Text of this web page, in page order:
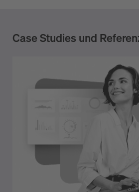
Case Studies und